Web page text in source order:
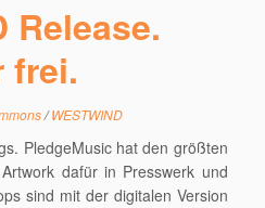
Release.
frei.
/WESTWIND
PledgeMusic hat den größten
dafür in Presswerk und
sind mit der digitalen Version